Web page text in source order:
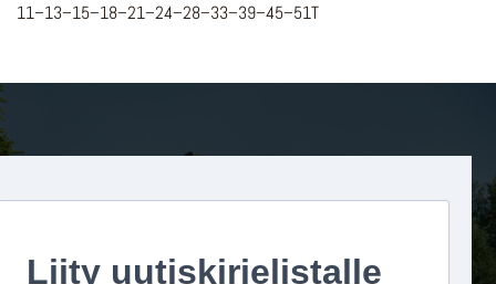
11–13–15–18–21–24–28–33–39–45–51T